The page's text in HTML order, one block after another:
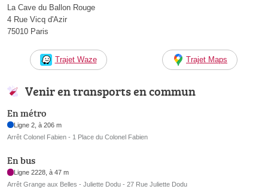
La Cave du Ballon Rouge
4 Rue Vicq d'Azir
75010 Paris
Trajet Waze Trajet Maps
Venir en transports en commun
En métro
Ligne 2, à 206 m
Arrêt Colonel Fabien - 1 Place du Colonel Fabien
En bus
Ligne 2228, à 47 m
Arrêt Grange aux Belles - Juliette Dodu - 27 Rue Juliette Dodu